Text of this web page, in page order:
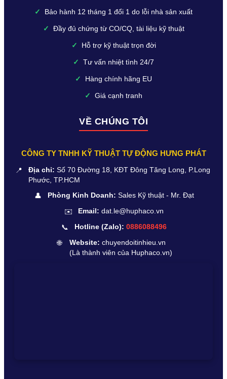
✓ Bảo hành 12 tháng 1 đổi 1 do lỗi nhà sản xuất
✓ Đầy đủ chứng từ CO/CQ, tài liệu kỹ thuật
✓ Hỗ trợ kỹ thuật trọn đời
✓ Tư vấn nhiệt tình 24/7
✓ Hàng chính hãng EU
✓ Giá cạnh tranh
VỀ CHÚNG TÔI
CÔNG TY TNHH KỸ THUẬT TỰ ĐỘNG HƯNG PHÁT
📍 Địa chỉ: Số 70 Đường 18, KĐT Đông Tăng Long, P.Long
Phước, TP.HCM
👤 Phòng Kinh Doanh: Sales Kỹ thuật - Mr. Đạt
✉️ Email: dat.le@huphaco.vn
📞 Hotline (Zalo): 0886088496
🌐 Website: chuyendoitinhieu.vn
(Là thành viên của Huphaco.vn)